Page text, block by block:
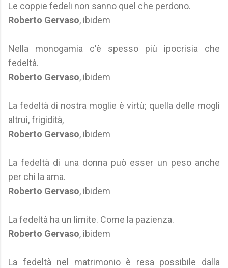
Le coppie fedeli non sanno quel che perdono.
Roberto Gervaso, ibidem
Nella monogamia c'è spesso più ipocrisia che
fedeltà.
Roberto Gervaso, ibidem
La fedeltà di nostra moglie è virtù; quella delle mogli
altrui, frigidità,
Roberto Gervaso, ibidem
La fedeltà di una donna può esser un peso anche
per chi la ama.
Roberto Gervaso, ibidem
La fedeltà ha un limite. Come la pazienza.
Roberto Gervaso, ibidem
La fedeltà nel matrimonio è resa possibile dalla